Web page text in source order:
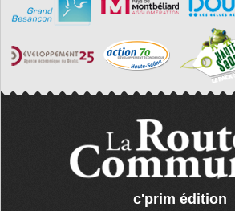
c'prim édition